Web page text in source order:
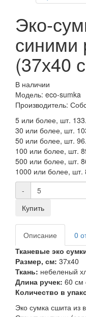
Эко-
синими
(37х40
В наличии
Модель: eco-sumka
Производитель:
5 или более, шт.
30 или более, шт.
50 или более, шт.
100 или более, шт.
500 или более, шт.
1000 или более, шт.
-
Купить
Описание
0
Тканевые эко
Размер, см: 37x40
Ткань: небеленый
Длина ручек: 60 см
Количество в
Эко сумка сшита из